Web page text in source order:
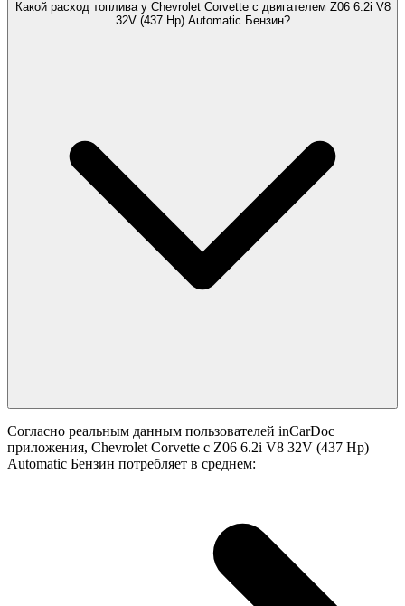
Какой расход топлива у Chevrolet Corvette с двигателем Z06 6.2i V8
32V (437 Hp) Automatic Бензин?
Согласно реальным данным пользователей inCarDoc
приложения, Chevrolet Corvette с Z06 6.2i V8 32V (437 Hp)
Automatic Бензин потребляет в среднем: